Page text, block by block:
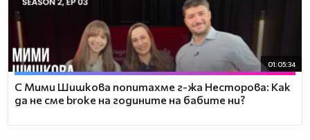
01:05:34
С Мими Шишкова попитахме г-жа Несторова: Как
да не сме broke на годините на бабите ни?